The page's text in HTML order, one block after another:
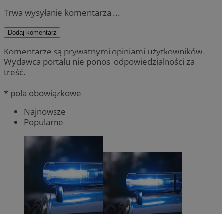
Trwa wysyłanie komentarza ...
Dodaj komentarz
Komentarze są prywatnymi opiniami użytkowników.
Wydawca portalu nie ponosi odpowiedzialności za
treść.
* pola obowiązkowe
Najnowsze
Popularne